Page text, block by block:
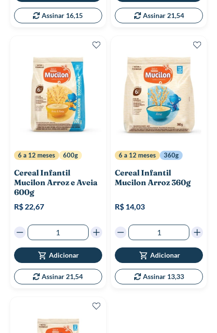
Assinar 16,15 Assinar 21,54
6 a 12 meses 600g
Cereal Infantil
Mucilon Arroz e Aveia
600g
R$ 22,67
Adicionar
Assinar 21,54
6 a 12 meses 360g
Cereal Infantil
Mucilon Arroz 360g
R$ 14,03
Adicionar
Assinar 13,33